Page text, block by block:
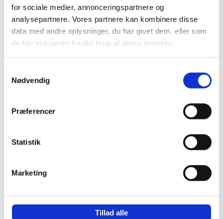
for sociale medier, annonceringspartnere og
analysepartnere. Vores partnere kan kombinere disse
data med andre oplysninger, du har givet dem, eller som
de har indsamlet fra din brug af deres tjenester.
Nødvendig
Præferencer
Statistik
Marketing
Tillad alle
liten at den ikke kan passere, har man fått en
blodpropp. Blodpropper kan forårsake slag,
blindhet, lammelser og til og med dødsfall, så
det er absolutt ikke noe man skal ta lett på.
Hvordan foregår et
åreforkalkning?
Vi har behandlet åreforkalkning siden 1980-
resultater. Man skal ha 5 dages behandling
med 2 behandlinger hver dag med akupunktur
raskt etter hverandre. Hvis det deretter er
helt i orden, stopper vi behandlingen. Det gjør